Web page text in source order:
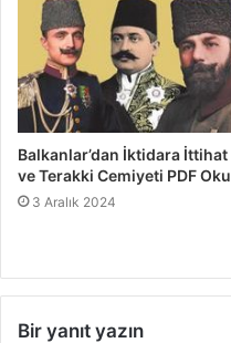
Balkanlar’dan İktidara İttihat
ve Terakki Cemiyeti PDF Oku
3 Aralık 2024
Bir yanıt yazın